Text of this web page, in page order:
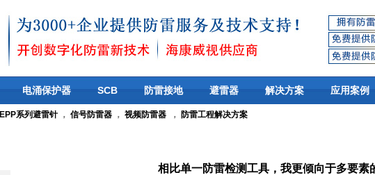
电涌保护器 SCB 防雷接地 避雷器 解决方案 应用案例
EPP系列避雷针， 信号防雷器 ， 视频防雷器 ， 防雷工程解决方案
相比单一防雷检测工具，我更倾向于多要素